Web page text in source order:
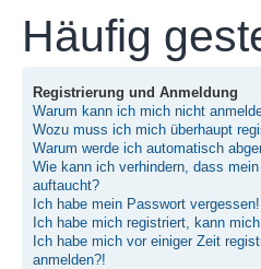
Häufig
Registrierung und Anmeldung
Warum kann ich mich nicht
Wozu muss ich mich überhaupt
Warum werde ich automatisch
Wie kann ich verhindern, dass
auftaucht?
Ich habe mein Passwort vergessen!
Ich habe mich registriert, kann
Ich habe mich vor einiger Zeit
anmelden?!